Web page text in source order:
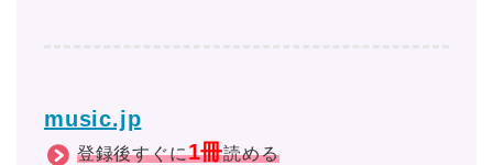
music.jp
登録後すぐに1冊読める